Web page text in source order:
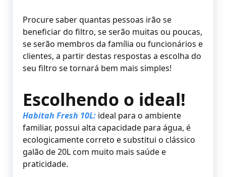
Procure saber quantas pessoas irão se
beneficiar do filtro, se serão muitas ou poucas,
se serão membros da família ou funcionários e
clientes, a partir destas respostas a escolha do
seu filtro se tornará bem mais simples!
Escolhendo o ideal!
Habitah Fresh 10L: ideal para o ambiente
familiar, possui alta capacidade para água, é
ecologicamente correto e substitui o clássico
galão de 20L com muito mais saúde e
praticidade.